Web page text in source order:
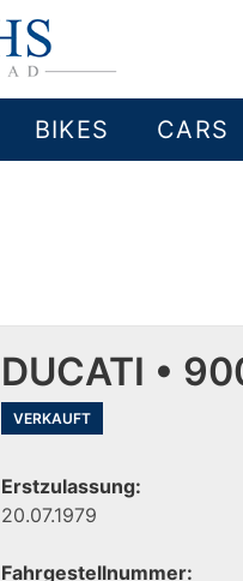
BIKES CARS
DUCATI •
VERKAUFT
Erstzulassung:
20.07.1979
Fahrgestellnummer: